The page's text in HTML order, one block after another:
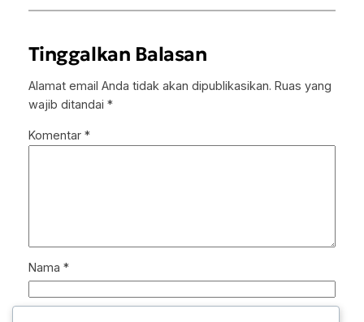
Tinggalkan Balasan
Alamat email Anda tidak akan dipublikasikan. Ruas yang
wajib ditandai *
Komentar *
Nama *